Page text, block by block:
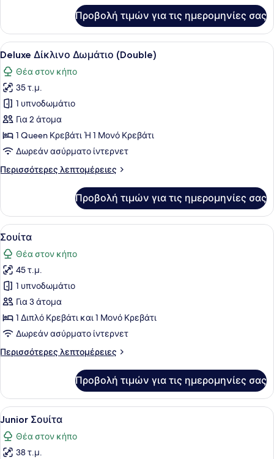
Δίκλινο
Δωμάτιο
(Double
Twin)
Προβολή τιμών για τις ημερομηνίες σας
Προβολή
όλων
των
φωτογραφιών
για
Deluxe
Δίκλινο
Δωμάτιο
(Double)
Ένα άνετο δωμάτιο ξενοδοχείου
4
Deluxe Δίκλινο Δωμάτιο (Double)
Θέα στον κήπο
35 τ.μ.
1 υπνοδωμάτιο
Για 2 άτομα
1 Queen Κρεβάτι Ή 1 Μονό Κρεβάτι
Δωρεάν ασύρματο ίντερνετ
Περισσότερες λεπτομέρειες
Περισσότερες
Δίκλινο
Δωμάτιο
(Double)
Προβολή τιμών για τις ημερομηνίες σας
Προβολή
όλων
των
φωτογραφιών
για
Σουίτα
Ένα μεγάλο κρεβάτι με ουρανό
7
Σουίτα
Θέα στον κήπο
45 τ.μ.
1 υπνοδωμάτιο
Για 3 άτομα
1 Διπλό Κρεβάτι και 1 Μονό Κρεβάτι
Δωρεάν ασύρματο ίντερνετ
Περισσότερες λεπτομέρειες
Περισσότερες
Προβολή τιμών για τις ημερομηνίες σας
Προβολή
όλων
των
φωτογραφιών
Ένα υπνοδωμάτιο με ένα κρεβάτι
10
Junior Σουίτα
Θέα στον κήπο
38 τ.μ.